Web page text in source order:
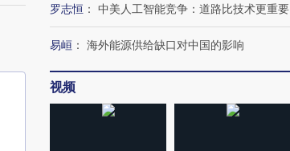
罗志恒 ： 中美人工智能竞争：道路比技术更重要
易峘 ： 海外能源供给缺口对中国的影响
视频